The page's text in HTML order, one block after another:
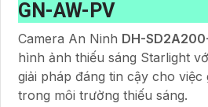
GN-AW-PV
Camera An Ninh DH-
hình ảnh thiếu sáng Starlight
giải pháp đáng tin cậy cho việc
trong môi trường thiếu sáng.